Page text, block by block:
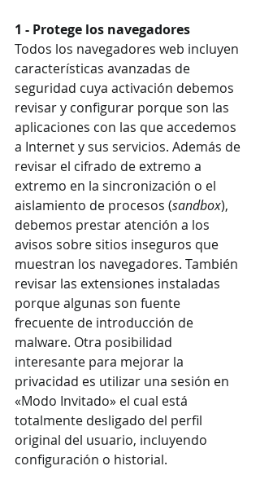
1 - Protege los navegadores
Todos los navegadores web incluyen
características avanzadas de
seguridad cuya activación debemos
revisar y configurar porque son las
aplicaciones con las que accedemos
a Internet y sus servicios. Además de
revisar el cifrado de extremo a
extremo en la sincronización o el
aislamiento de procesos (sandbox),
debemos prestar atención a los
avisos sobre sitios inseguros que
muestran los navegadores. También
revisar las extensiones instaladas
porque algunas son fuente
frecuente de introducción de
malware. Otra posibilidad
interesante para mejorar la
privacidad es utilizar una sesión en
«Modo Invitado» el cual está
totalmente desligado del perfil
original del usuario, incluyendo
configuración o historial.